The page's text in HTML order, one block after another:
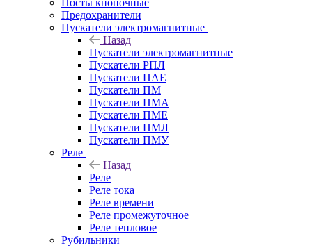
Предохранители
Пускатели электромагнитные
Назад
Пускатели электромагнитные
Пускатели РПЛ
Пускатели ПАЕ
Пускатели ПМ
Пускатели ПМА
Пускатели ПМЕ
Пускатели ПМЛ
Пускатели ПМУ
Реле
Назад
Реле
Реле тока
Реле времени
Реле промежуточное
Реле тепловое
Рубильники